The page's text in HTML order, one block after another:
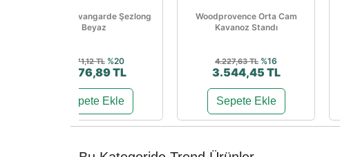
Papatya Avangarde Şezlong
Beyaz
3.471,12 TL %20
2.776,89 TL
Sepete Ekle
Woodprovence Orta Cam
Kavanoz Standı
4.227,63 TL %16
3.544,45 TL
Sepete Ekle